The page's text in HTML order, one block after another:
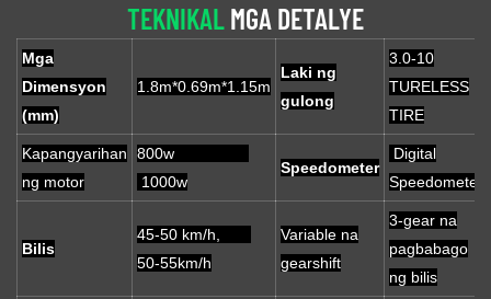
TEKNIKALMGA DETALYE
Mga
Dimensyon
(mm)
1.8m*0.69m*1.15m
Laki ng
gulong
3.0-10
TURELESS
TIRE
Kapangyarihan
ng motor
800w
1000w
Speedometer
Digital
Speedometer
Bilis
45-50 km/h,
50-55km/h
Variable na
gearshift
3-gear na
pagbabago
ng bilis